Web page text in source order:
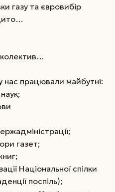
газу та євровибір
нас працювали майбутні:
газет;
Національної спілки
поспіль);